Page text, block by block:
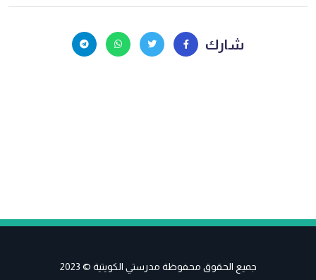
شارك
جميع الحقوق محفوظة مدرستي الكويتية © 2023